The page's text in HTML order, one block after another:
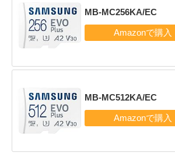
MB-MC256KA/EC
MB-MC512KA/EC